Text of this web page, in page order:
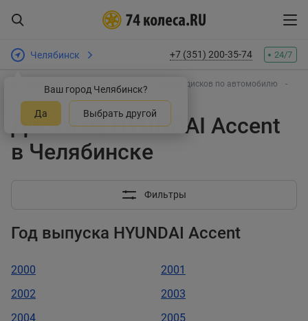
Челябинск
Ваш город Челябинск?
Да Выбрать другой
+7 (351) 200-35-74 24/7
Интернет-магазин шин и дисков
Подбор дисков по автомобилю
HYUNDAI
Accent
Диски на HYUNDAI Accent
в Челябинске
Фильтры
Год выпуска HYUNDAI Accent
2000
2001
2002
2003
2004
2005